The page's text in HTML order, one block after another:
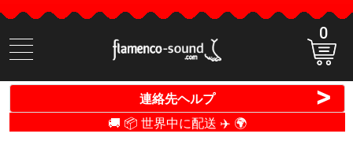
商
品
検
0
連絡先ヘルプ >
🚚 📦 世界中に配送 ✈️ 🌍